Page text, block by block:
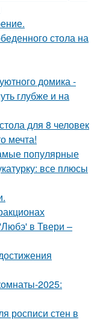
стола на
домика -
глубже и на
для 8 человек
мечта!
популярные
все плюсы
в Твери –
2025:
росписи стен в